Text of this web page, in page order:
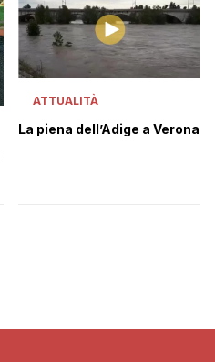
ATTUALITÀ
La piena dell’Adige a Verona